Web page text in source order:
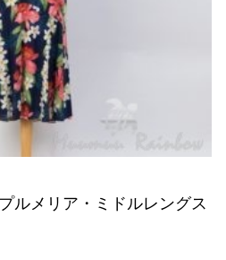
ルメリア・ミドルレングス